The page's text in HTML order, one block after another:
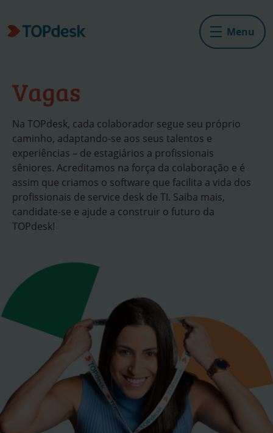
Menu
Vagas
Na TOPdesk, cada colaborador segue seu próprio
caminho, adaptando-se aos seus talentos e
experiências – de estagiários a profissionais
sêniores. Acreditamos na força da colaboração e é
assim que criamos o software que facilita a vida dos
profissionais de service desk de TI. Saiba mais,
candidate-se e ajude a construir o futuro da
TOPdesk!